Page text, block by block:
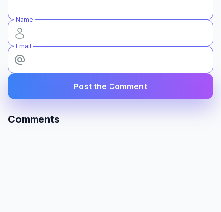
Name
Email
Post the Comment
Comments